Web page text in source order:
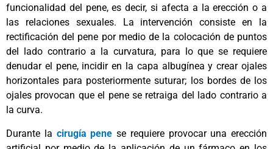
funcionalidad del pene, es decir, si afecta a la erección o a
las relaciones sexuales. La intervención consiste en la
rectificación del pene por medio de la colocación de puntos
del lado contrario a la curvatura, para lo que se requiere
denudar el pene, incidir en la capa albugínea y crear ojales
horizontales para posteriormente suturar; los bordes de los
ojales provocan que el pene se retraiga del lado contrario a
la curva.
Durante la cirugía pene se requiere provocar una erección